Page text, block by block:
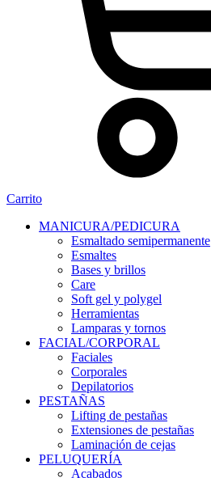
Carrito
MANICURA/PEDICURA
Esmaltado semipermanente
Esmaltes
Bases y brillos
Care
Soft gel y polygel
Herramientas
Lamparas y tornos
FACIAL/CORPORAL
Faciales
Corporales
Depilatorios
PESTAÑAS
Lifting de pestañas
Extensiones de pestañas
Laminación de cejas
PELUQUERÍA
Acabados